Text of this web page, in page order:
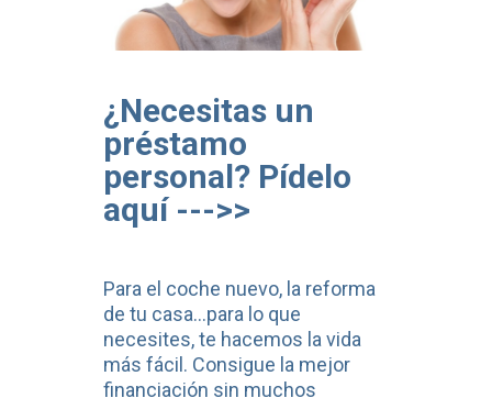
¿Necesitas un
préstamo
personal? Pídelo
aquí --->>
Para el coche nuevo, la reforma
de tu casa...para lo que
necesites, te hacemos la vida
más fácil. Consigue la mejor
financiación sin muchos